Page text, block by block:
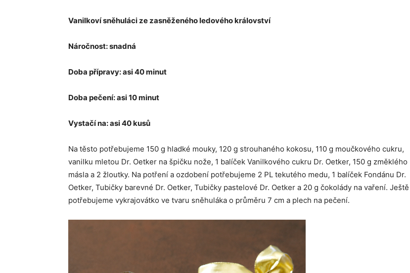
Vanilkoví sněhuláci ze zasněženého ledového království
Náročnost: snadná
Doba přípravy: asi 40 minut
Doba pečení: asi 10 minut
Vystačí na: asi 40 kusů
Na těsto potřebujeme 150 g hladké mouky, 120 g strouhaného kokosu, 110 g moučkového cukru,
vanilku mletou Dr. Oetker na špičku nože, 1 balíček Vanilkového cukru Dr. Oetker, 150 g změklého
másla a 2 žloutky. Na potření a ozdobení potřebujeme 2 PL tekutého medu, 1 balíček Fondánu Dr.
Oetker, Tubičky barevné Dr. Oetker, Tubičky pastelové Dr. Oetker a 20 g čokolády na vaření. Ještě
potřebujeme vykrajovátko ve tvaru sněhuláka o průměru 7 cm a plech na pečení.